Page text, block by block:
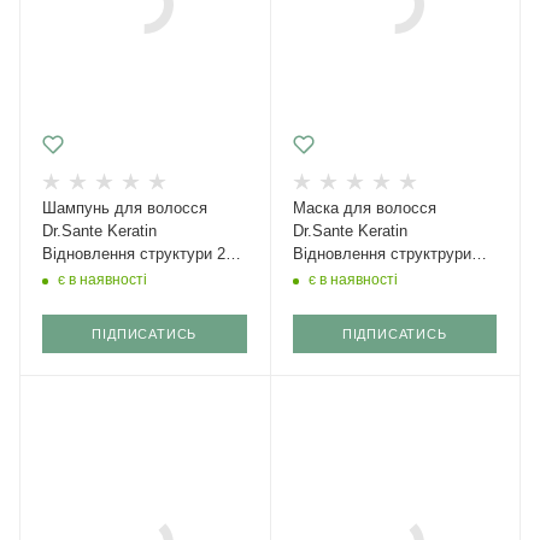
Шампунь для волосся
Dr.Sante Keratin
Відновлення структури 250
млє в наявності
ПІДПИСАТИСЬ
Маска для волосся
Dr.Sante Keratin
Відновлення структрури
1000 мл
є в наявності
ПІДПИСАТИСЬ